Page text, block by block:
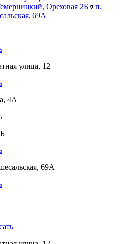
Ореховая 2Б
п.
69А
улица, 12
4А
69А